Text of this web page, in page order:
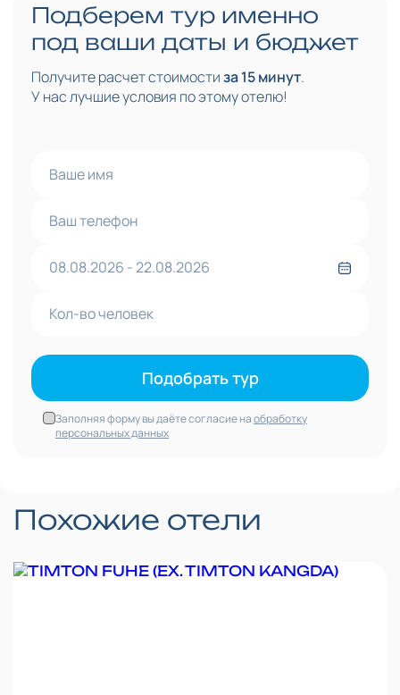
Подберем тур именно
под ваши даты и бюджет
Получите расчет стоимостиза 15 минут.
У нас лучшие условия по этому отелю!
Подобрать тур
Заполняя форму вы даёте согласие наобработку
персональных данных
Похожие отели